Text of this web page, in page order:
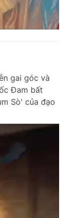
gai góc và
Đam bất
Sò' của đạo